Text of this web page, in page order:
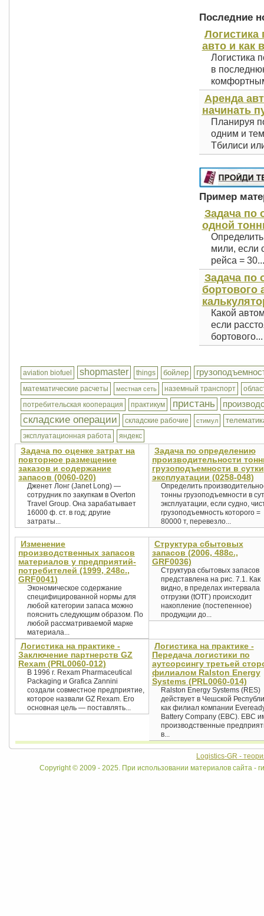
Последние
Логистика
авто и как
Логистика
в
Аренда
начинать
Планируя
одним и
Тбилиси
Пример
Задача по
одной
мили, если
рейса = 30...
Задача по
бортового
Какой
если
бортового...
aviation biofuel shopmaster things бойлер
математические расчеты местная сеть наземный транспорт
потребительская кооперация
практикум пристань
складские операции складские рабочие стимул
эксплуатационная работа яндекс
Задача по оценке затрат на
повторное размещение
заказов и содержание
запасов (0060-020)
Дженет Лонг (Janet Long) —
сотрудник по закупкам в Overton
Travel Group. Она зарабатывает
16000 ф. ст. в год; другие
затраты...
Задача по определению
производительности
грузоподъемности в сутки
эксплуатации (0258-048)
Определить
тонны грузоподъемности в
эксплуатации, если судно,
грузоподъемность которого =
80000 т, перевезло...
Изменение
производственных запасов
материалов у предприятий-
потребителей (1999, 248с.,
GRF0041)
Экономическое содержание
специфицированной нормы для
любой категории запаса можно
пояснить следующим образом. По
любой рассматриваемой марке
материала...
Структура сбытовых
запасов (2006, 488с.,
GRF0036)
Структура сбытовых запасов
представлена на рис. 7.1. Как
видно, в пределах интервала
отгрузки (tОТГ) происходит
накопление (постепенное)
продукции до...
Логистика на практике -
Заключение партнерств GZ
Rexam (PRL0060-012)
В 1996 г. Rexam Pharmaceutical
Packaging и Grafica Zannini
создали совместное предприятие,
которое назвали GZ Rexam. Его
основная цель — поставлять...
Логистика на практике -
Передача логистики по
аутсорсингу третьей
филиалом Ralston Energy
Systems (PRL0060-014)
Ralston Energy Systems (RES)
действует в Чешской
как филиал компании
Battery Company (EBC). EBC
производственные
в...
Logistics-GR -
Copyright © 2009 - 2025. При использовании материалов сайта -